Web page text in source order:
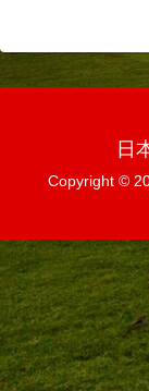
日
Copyright ©